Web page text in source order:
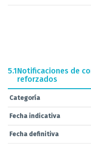
5.1Notificaciones de
reforzados
Categoría
Fecha indicativa
Fecha definitiva